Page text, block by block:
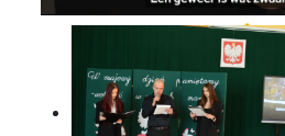
Kliknij na zdjęcie, aby